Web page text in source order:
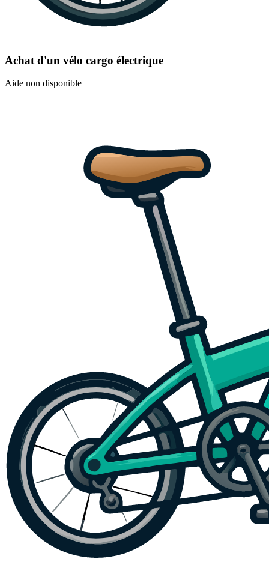
Achat d'un vélo cargo électrique
Aide non disponible